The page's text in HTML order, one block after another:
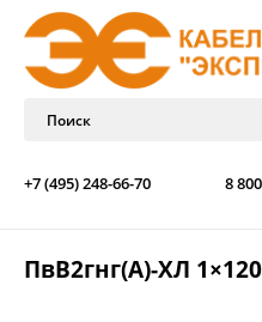
+7 (495) 248-66-70 8
ПвВ2гнг(А)-ХЛ